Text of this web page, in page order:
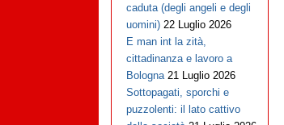
caduta (degli angeli e degli
uomini) 22 Luglio 2026
E man int la zità,
cittadinanza e lavoro a
Bologna 21 Luglio 2026
Sottopagati, sporchi e
puzzolenti: il lato cattivo